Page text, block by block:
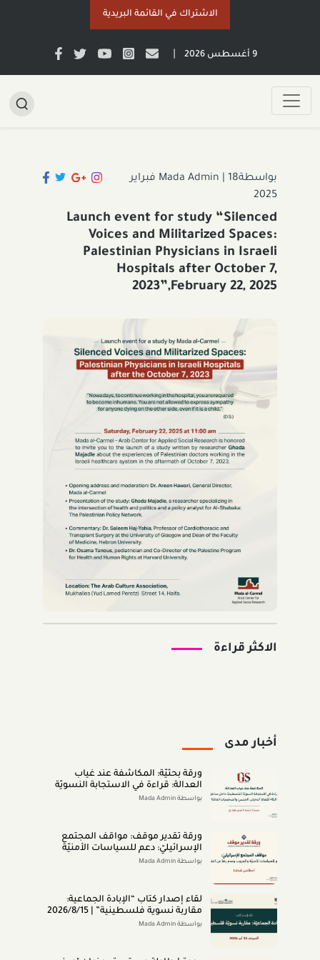
الاشتراك في القائمة البريدية
9 أغسطس 2026
بواسطةMada Admin
18 فبراير
2025
Launch event for study “Silenced
Voices and Militarized Spaces:
Palestinian Physicians in Israeli
Hospitals after October 7,
2023”,February 22, 2025
الاكثر قراءة
أخبار مدى
ورقة بحثيّة: المكاشفة عند غياب
العدالة: قراءة في الاستجابة النسويّة
بواسطة Mada Admin
ورقة تقدير موقف: مواقف المجتمع
الإسرائيليّ: دعم للسياسات الأمنيّة
والحروب وعدم رضا عن النتائج (تمّوز
بواسطة Mada Admin
لقاء إصدار كتاب “اﻹﺑﺎدةّ اﻟﺠﻤﺎﻋﻴﺔ:
ﻣﻘﺎرﺑﺔ ﻧﺴﻮﻳﺔ ﻓﻠﺴﻄﻴﻨﻴﺔ” | 2026/8/15
|بواسطة Mada Admin